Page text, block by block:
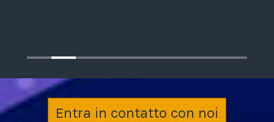
Entra in contatto con noi